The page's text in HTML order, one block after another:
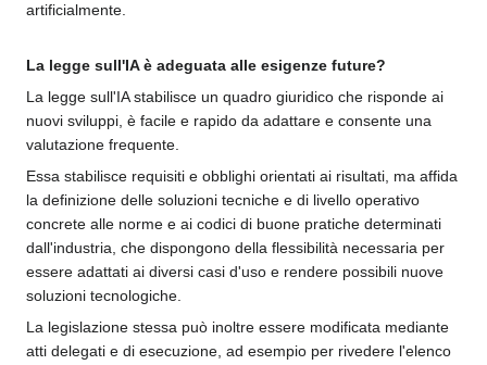
artificialmente.
La legge sull'IA è adeguata alle esigenze future?
La legge sull'IA stabilisce un quadro giuridico che risponde ai
nuovi sviluppi, è facile e rapido da adattare e consente una
valutazione frequente.
Essa stabilisce requisiti e obblighi orientati ai risultati, ma affida
la definizione delle soluzioni tecniche e di livello operativo
concrete alle norme e ai codici di buone pratiche determinati
dall'industria, che dispongono della flessibilità necessaria per
essere adattati ai diversi casi d'uso e rendere possibili nuove
soluzioni tecnologiche.
La legislazione stessa può inoltre essere modificata mediante
atti delegati e di esecuzione, ad esempio per rivedere l'elenco